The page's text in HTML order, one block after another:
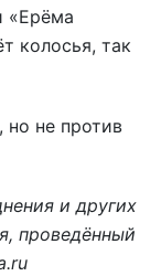
«Ерёма
колосья, так
и других
проведённый